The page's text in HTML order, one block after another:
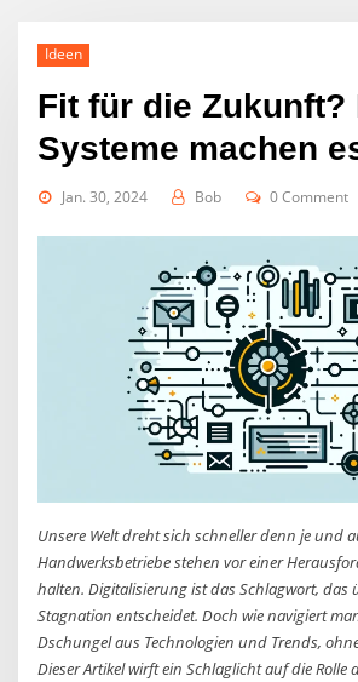
Ideen
Fit für die Zukunft?
Systeme machen
Jan. 30, 2024 Bob 0 Comment
Unsere Welt dreht sich schneller denn je und
Handwerksbetriebe stehen vor einer
halten. Digitalisierung ist das Schlagwort, das
Stagnation entscheidet. Doch wie navigiert
Dschungel aus Technologien und Trends,
Dieser Artikel wirft ein Schlaglicht auf die Rolle